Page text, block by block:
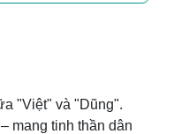
"Việt" và "Dũng".
mang tinh thần dân